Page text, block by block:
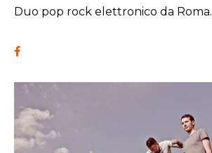
Duo pop rock elettronico da Roma.